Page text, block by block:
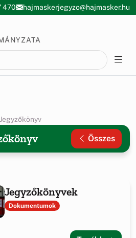
470 hajmaskerjegyzo@hajmasker.hu
Jegyzőkönyv
Összes
Jegyzőkönyvek
Dokumentumok